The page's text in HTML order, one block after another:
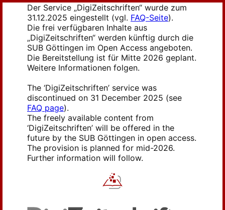
Der Service „DigiZeitschriften“ wurde zum
31.12.2025 eingestellt (vgl. FAQ-Seite).
Die frei verfügbaren Inhalte aus
„DigiZeitschriften“ werden künftig durch die
SUB Göttingen im Open Access angeboten.
Die Bereitstellung ist für Mitte 2026 geplant.
Weitere Informationen folgen.
The ‘DigiZeitschriften’ service was
discontinued on 31 December 2025 (see
FAQ page).
The freely available content from
‘DigiZeitschriften’ will be offered in the
future by the SUB Göttingen in open access.
The provision is planned for mid-2026.
Further information will follow.